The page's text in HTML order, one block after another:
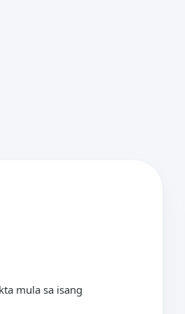
mula sa isang